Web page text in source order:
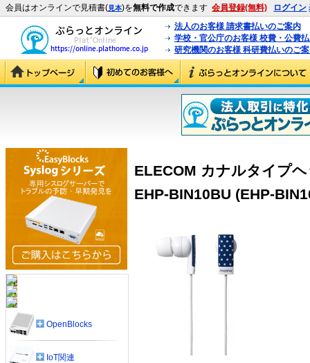
会員はオンラインで見積書(見本)を無料で作成できます 会員登録(無料) ログイン
法人のお客様 請求書払いのご案内
学校・官公庁のお客様 校費・公費
研究機関のお客様 科研費払いのご
ELECOM カナルタイプ
EHP-BIN10BU (EHP-
OpenBlocks
IoT関連